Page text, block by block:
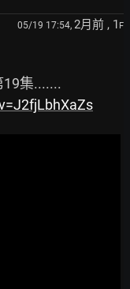
05/19 17:54, 2月前 , 1 F